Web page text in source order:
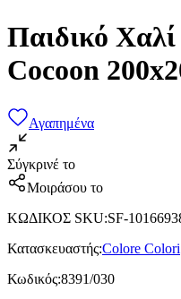
Παιδικό
Cocoon
Αγαπημένα
Σύγκρινέ το
Μοιράσου το
ΚΩΔΙΚΟΣ SKU:SF-
Κατασκευαστής:Colore Colori
Κωδικός:8391/030